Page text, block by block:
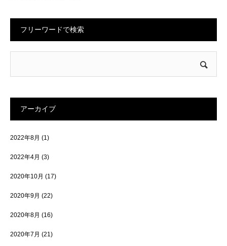
フリーワードで検索
アーカイブ
2022年8月 (1)
2022年4月 (3)
2020年10月 (17)
2020年9月 (22)
2020年8月 (16)
2020年7月 (21)